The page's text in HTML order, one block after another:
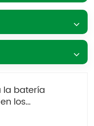
la batería
los